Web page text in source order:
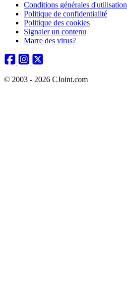
Conditions générales d'utilisation
Politique de confidentialité
Politique des cookies
Signaler un contenu
Marre des virus?
© 2003 - 2026 CJoint.com